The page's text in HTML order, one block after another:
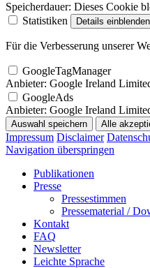
Speicherdauer: Dieses Cookie
Statistiken
Details einblenden
Für die Verbesserung unserer
GoogleTagManager
Anbieter: Google Ireland
GoogleAds
Anbieter: Google Ireland
Auswahl speichern Alle
Impressum Disclaimer
Navigation überspringen
Publikationen
Presse
Pressestimmen
Pressematerial /
Kontakt
FAQ
Newsletter
Leichte Sprache